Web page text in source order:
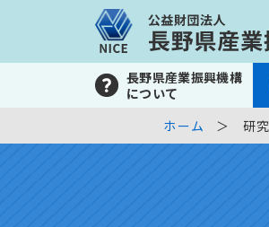
長野県産業振興機構
について
ホーム 研